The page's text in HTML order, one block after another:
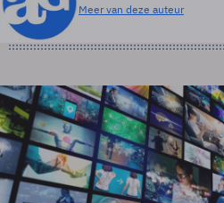
Meer van deze auteur